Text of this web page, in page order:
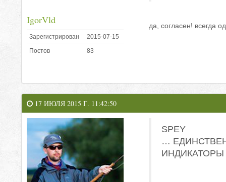
IgorVld
Зарегистрирован
2015-07-15
Постов
83
да, согласен! всегда
17 ИЮЛЯ 2015 Г. 11:42:50
SPEY
…
ИНДИКАТОРЫ